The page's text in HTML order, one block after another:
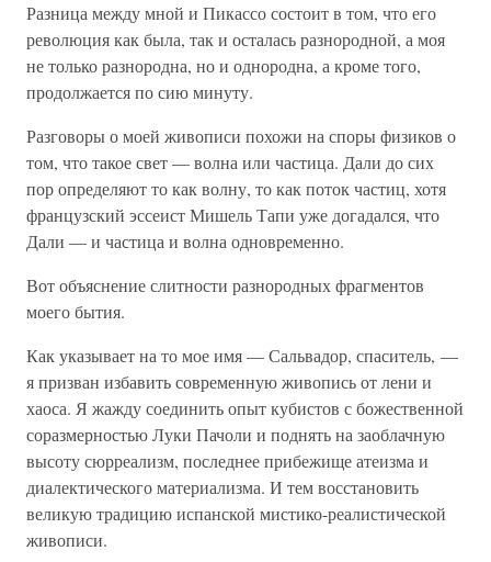
Разница между мной и Пикассо состоит в том, что его
революция как была, так и осталась разнородной, а моя
не только разнородна, но и однородна, а кроме того,
продолжается по сию минуту.
Разговоры о моей живописи похожи на споры физиков о
том, что такое свет — волна или частица. Дали до сих
пор определяют то как волну, то как поток частиц, хотя
французский эссеист Мишель Тапи уже догадался, что
Дали — и частица и волна одновременно.
Вот объяснение слитности разнородных фрагментов
моего бытия.
Как указывает на то мое имя — Сальвадор, спаситель, —
я призван избавить современную живопись от лени и
хаоса. Я жажду соединить опыт кубистов с божественной
соразмерностью Луки Пачоли и поднять на заоблачную
высоту сюрреализм, последнее прибежище атеизма и
диалектического материализма. И тем восстановить
великую традицию испанской мистико-реалистической
живописи.